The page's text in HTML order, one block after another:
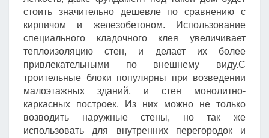
стоить значительно дешевле по сравнению с
кирпичом и железобетоном. Использование
специального кладочного клея увеличивает
теплоизоляцию стен, и делает их более
привлекательными по внешнему виду.С
троительные блоки популярны при возведении
малоэтажных зданий, и стен монолитно-
каркасных построек. Из них можно не только
возводить наружные стены, но так же
использовать для внутренних перегородок и